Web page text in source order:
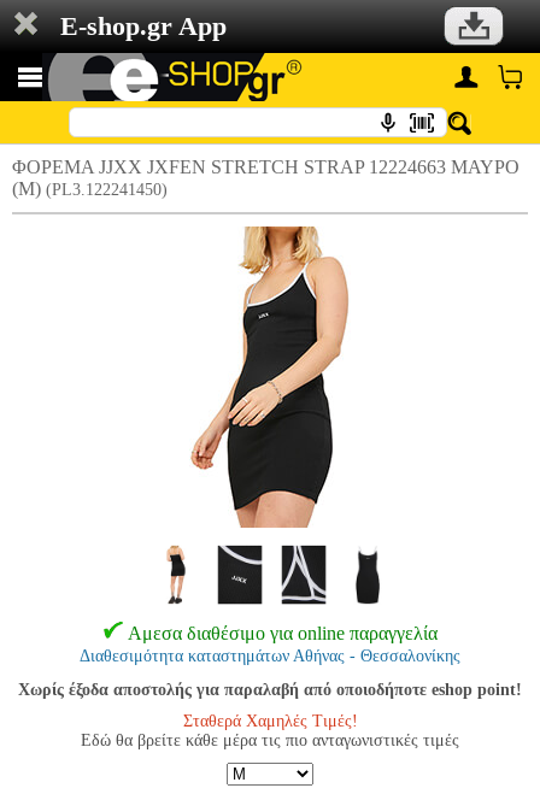
E-shop.gr App
ΦΟΡΕΜΑ JJXX JXFEN STRETCH STRAP 12224663 ΜΑΥΡΟ
(M) (PL3.122241450)
Αμεσα διαθέσιμο για online παραγγελία
Διαθεσιμότητα καταστημάτων Αθήνας - Θεσσαλονίκης
Χωρίς έξοδα αποστολής για παραλαβή από οποιοδήποτε eshop point!
Σταθερά Χαμηλές Τιμές!
Εδώ θα βρείτε κάθε μέρα τις πιο ανταγωνιστικές τιμές